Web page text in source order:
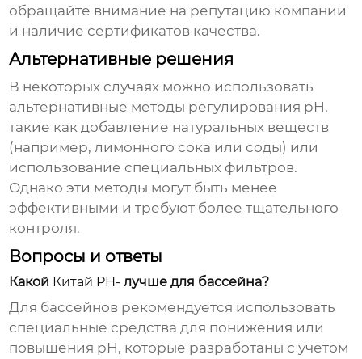
обращайте внимание на репутацию компании
и наличие сертификатов качества.
Альтернативные решения
В некоторых случаях можно использовать
альтернативные методы регулирования pH,
такие как добавление натуральных веществ
(например, лимонного сока или соды) или
использование специальных фильтров.
Однако эти методы могут быть менее
эффективными и требуют более тщательного
контроля.
Вопросы и ответы
Какой Китай PH- лучше для бассейна?
Для бассейнов рекомендуется использовать
специальные средства для понижения или
повышения pH, которые разработаны с учетом